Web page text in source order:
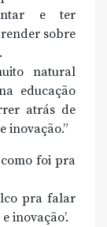
e ter
sobre
natural
educação
atrás de
inovação.”
foi pra
pra falar
inovação’.